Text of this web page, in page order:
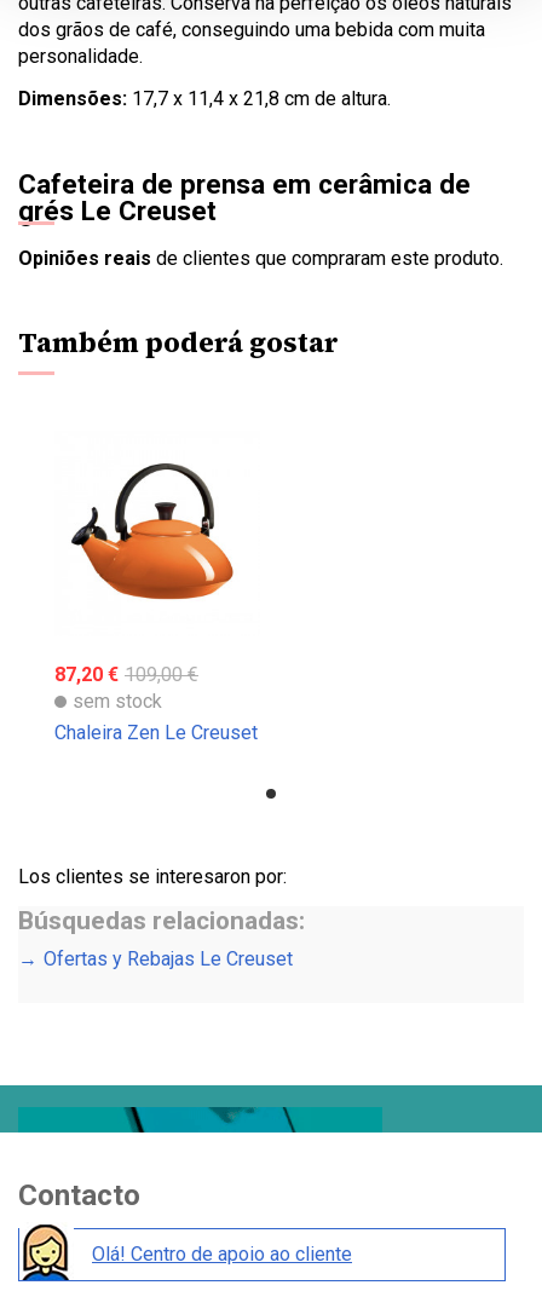
dos grãos de café, conseguindo uma bebida com muita
personalidade.
Dimensões: 17,7 x 11,4 x 21,8 cm de altura.
Cafeteira de prensa em cerâmica de
grés Le Creuset
Opiniões reais de clientes que compraram este produto.
Também poderá gostar
87,20 € 109,00 €
sem stock
Chaleira Zen Le Creuset
Los clientes se interesaron por:
Búsquedas relacionadas:
Ofertas y Rebajas Le Creuset
Contacto
Olá! Centro de apoio ao cliente